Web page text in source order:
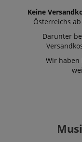
Keine
Österreichs
Darunter
Wir haben